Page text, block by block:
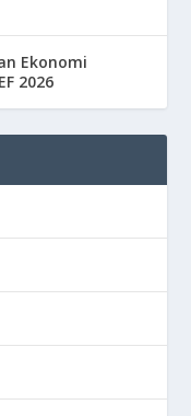
Ekonomi
2026